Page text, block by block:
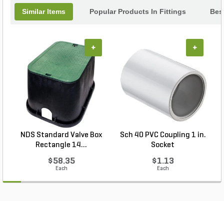
Similar Items Popular Products In Fittings
NDS Standard Valve Box
Rectangle 14...
$58.35
Each
+
Sch 40 PVC Coupling 1 in.
Socket
$1.13
Each
+